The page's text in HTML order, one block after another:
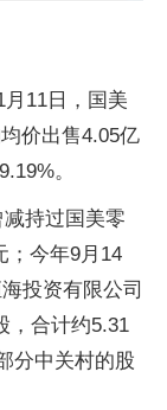
11日，国美
价出售4.05亿
。
持过国美零
；今年9月14
投资有限公司
，合计约5.31
分中关村的股